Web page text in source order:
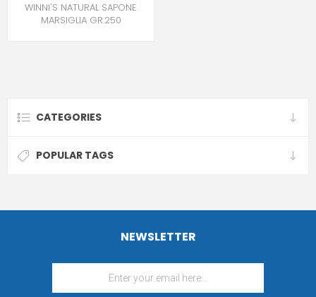
WINNI'S NATURAL SAPONE
MARSIGLIA GR.250
CATEGORIES
POPULAR TAGS
NEWSLETTER